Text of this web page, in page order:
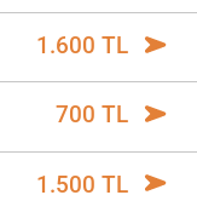
1.600 TL
700 TL
1.500 TL